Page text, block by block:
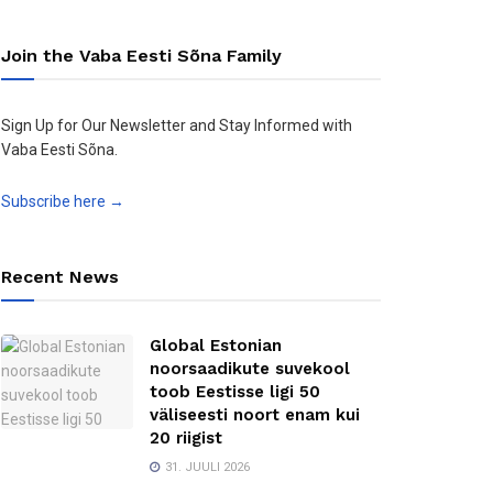
Join the Vaba Eesti Sõna Family
Sign Up for Our Newsletter and Stay Informed with
Vaba Eesti Sõna.
Subscribe here →
Recent News
Global Estonian
noorsaadikute suvekool
toob Eestisse ligi 50
väliseesti noort enam kui
20 riigist
31. JUULI 2026